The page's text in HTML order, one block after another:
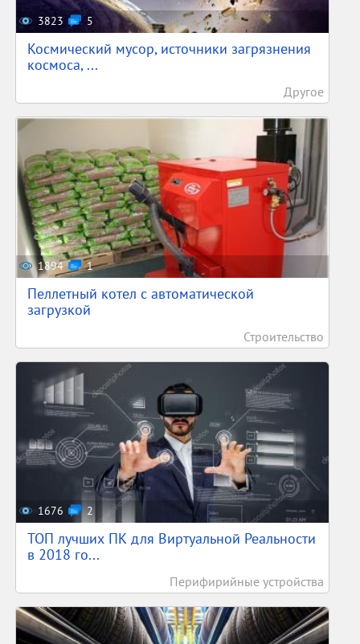
3823 5
Космический мусор, источники загрязнения
космоса, ...
Другое
1894 1
Пеллетный котел с автоматической
загрузкой
Строительство
1676 2
ТОП лучших ПК для Виртуальной Реальности
в 2018 го...
Перифирийные устройства